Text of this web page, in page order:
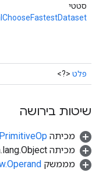
סטטי
פלט <?>
שיטות בירושה
מכיתה
מכיתה java.lang.Object
מממשק